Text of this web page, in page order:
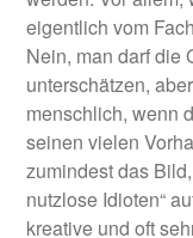
eigentlich vom
Nein, man darf die
unterschätzen,
menschlich, wenn
seinen vielen
zumindest das
nutzlose Idioten“
kreative und oft